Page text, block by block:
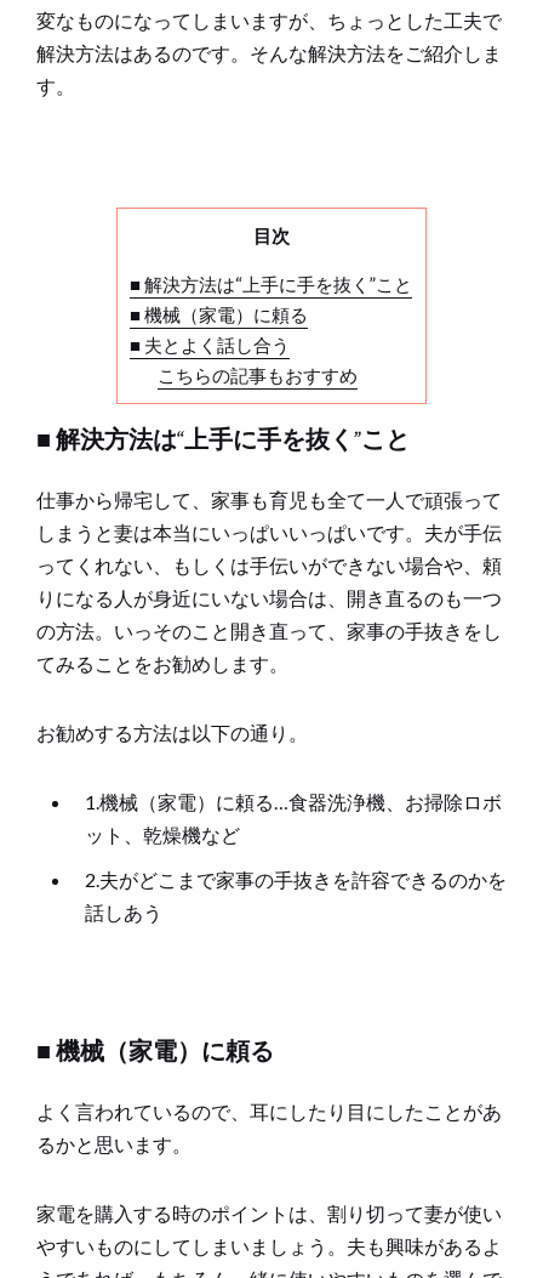
変なものになってしまいますが、ちょっとした工夫で
解決方法はあるのです。そんな解決方法をご紹介しま
す。
目次
■ 解決方法は“上手に手を抜く”こと
■ 機械（家電）に頼る
■ 夫とよく話し合う
こちらの記事もおすすめ
■ 解決方法は“上手に手を抜く”こと
仕事から帰宅して、家事も育児も全て一人で頑張って
しまうと妻は本当にいっぱいいっぱいです。夫が手伝
ってくれない、もしくは手伝いができない場合や、頼
りになる人が身近にいない場合は、開き直るのも一つ
の方法。いっそのこと開き直って、家事の手抜きをし
てみることをお勧めします。
お勧めする方法は以下の通り。
1.機械（家電）に頼る…食器洗浄機、お掃除ロボ
ット、乾燥機など
2.夫がどこまで家事の手抜きを許容できるのかを
話しあう
■ 機械（家電）に頼る
よく言われているので、耳にしたり目にしたことがあ
るかと思います。
家電を購入する時のポイントは、割り切って妻が使い
やすいものにしてしまいましょう。夫も興味があるよ